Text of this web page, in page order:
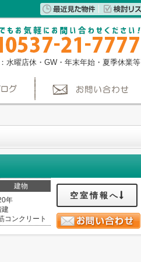
水曜店休・GW・年末年始・夏季休業等
建物
年
建
コンクリート
空室情報へ